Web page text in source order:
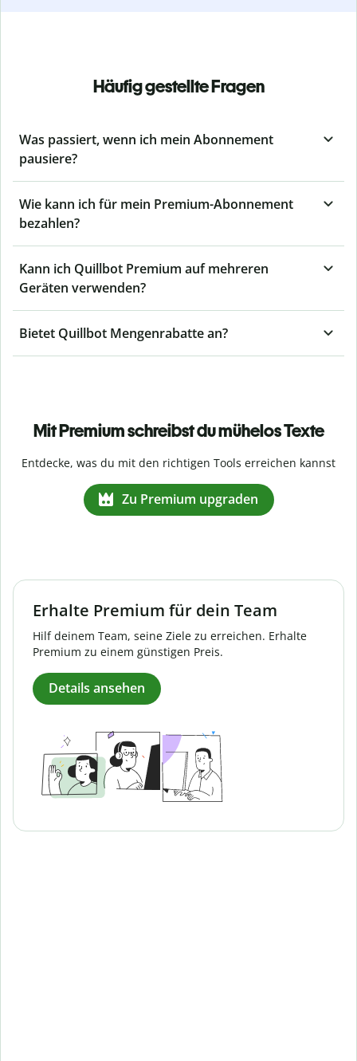
Häufig gestellte Fragen
Was passiert, wenn ich mein Abonnement
pausiere?
Wie kann ich für mein Premium-Abonnement
bezahlen?
Kann ich Quillbot Premium auf mehreren
Geräten verwenden?
Bietet Quillbot Mengenrabatte an?
Mit Premium schreibst du mühelos Texte
Entdecke, was du mit den richtigen Tools erreichen kannst
Zu Premium upgraden
Erhalte Premium für dein Team
Hilf deinem Team, seine Ziele zu erreichen. Erhalte
Premium zu einem günstigen Preis.
Details ansehen